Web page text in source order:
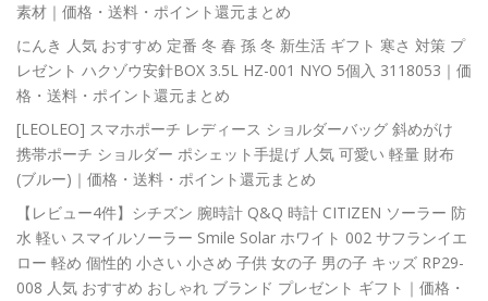
素材｜価格・送料・ポイント還元まとめ
にんき 人気 おすすめ 定番 冬 春 孫 冬 新生活 ギフト 寒さ 対策 プ
レゼント ハクゾウ安針BOX 3.5L HZ-001 NYO 5個入 3118053｜価
格・送料・ポイント還元まとめ
[LEOLEO] スマホポーチ レディース ショルダーバッグ 斜めがけ
携帯ポーチ ショルダー ポシェット手提げ 人気 可愛い 軽量 財布
(ブルー)｜価格・送料・ポイント還元まとめ
【レビュー4件】シチズン 腕時計 Q&Q 時計 CITIZEN ソーラー 防
水 軽い スマイルソーラー Smile Solar ホワイト 002 サフランイエ
ロー 軽め 個性的 小さい 小さめ 子供 女の子 男の子 キッズ RP29-
008 人気 おすすめ おしゃれ ブランド プレゼント ギフト｜価格・